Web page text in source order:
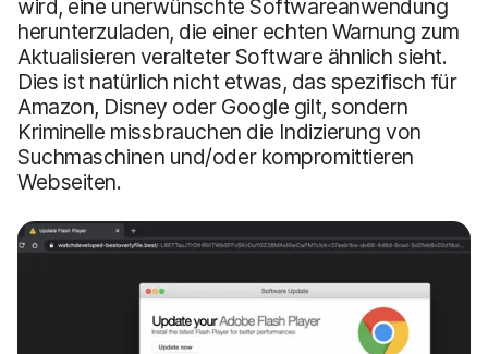
wird, eine unerwünschte Softwareanwendung
herunterzuladen, die einer echten Warnung zum
Aktualisieren veralteter Software ähnlich sieht.
Dies ist natürlich nicht etwas, das spezifisch für
Amazon, Disney oder Google gilt, sondern
Kriminelle missbrauchen die Indizierung von
Suchmaschinen und/oder kompromittieren
Webseiten.